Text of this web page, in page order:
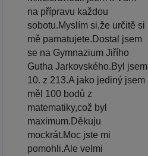
na přípravu každou
sobotu.Myslím si,že určitě si
mě pamatujete.Dostal jsem
se na Gymnazium Jiřího
Gutha Jarkovského.Byl jsem
10. z 213.A jako jediný jsem
měl 100 bodů z
matematiky,což byl
maximum.Děkuju
mockrát.Moc jste mi
pomohli.Ale velmi